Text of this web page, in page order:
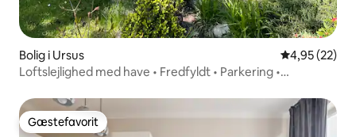
Bolig i Ursus 4,95 ud af 5 i
4,95 (22)
Loftslejlighed med have • Fredfyldt • Parkering •
Gæstefavorit
Gæstefavorit